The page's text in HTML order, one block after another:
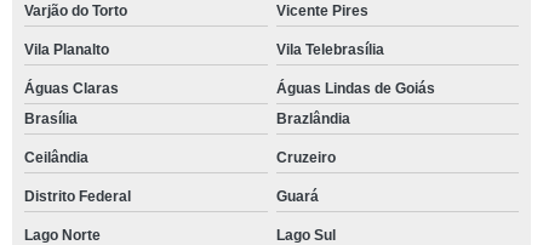
Varjão do Torto Vicente Pires
Vila Planalto Vila Telebrasília
Águas Claras
Águas Lindas de Goiás
Brasília
Brazlândia
Ceilândia Cruzeiro
Distrito Federal Guará
Lago Norte Lago Sul